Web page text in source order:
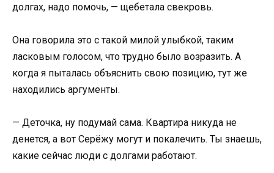
долгах, надо помочь, — щебетала свекровь.
Она говорила это с такой милой улыбкой, таким
ласковым голосом, что трудно было возразить. А
когда я пыталась объяснить свою позицию, тут же
находились аргументы.
— Деточка, ну подумай сама. Квартира никуда не
денется, а вот Серёжу могут и покалечить. Ты знаешь,
какие сейчас люди с долгами работают.